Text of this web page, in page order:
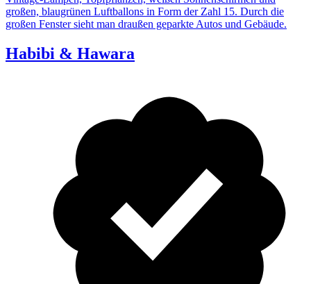
Habibi & Hawara